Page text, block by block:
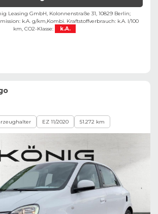
Leasing GmbH, Kolonnenstraße 31, 10829 Berlin;
k.A. g/km,Kombi. Kraftstoffverbrauch: k.A. l/100
km, CO2-Klasse: k.A.
EZ 11/2020 51.272 km